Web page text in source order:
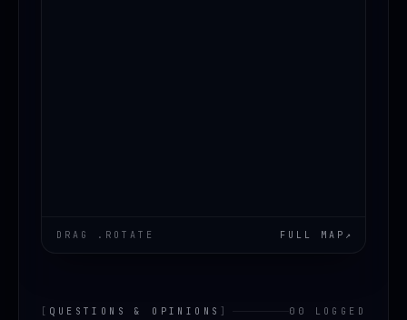
DRAG .ROTATE FULL MAP ↗
[ QUESTIONS & OPINIONS ] 00 LOGGED